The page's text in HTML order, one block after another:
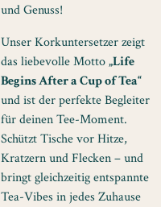
und Genuss!
Unser Korkuntersetzer zeigt
das liebevolle Motto„Life
Begins After a Cup of Tea“
und ist der perfekte Begleiter
für deinen Tee-Moment.
Schützt Tische vor Hitze,
Kratzern und Flecken – und
bringt gleichzeitig entspannte
Tea-Vibes in jedes Zuhause